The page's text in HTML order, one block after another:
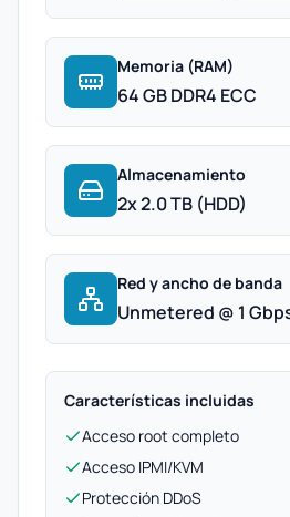
Memoria (RAM)
64 GB DDR4 ECC
Almacenamiento
2x 2.0 TB (HDD)
Red y ancho de banda
Unmetered @ 1
Características incluidas
Acceso root completo
Acceso IPMI/KVM
Protección DDoS